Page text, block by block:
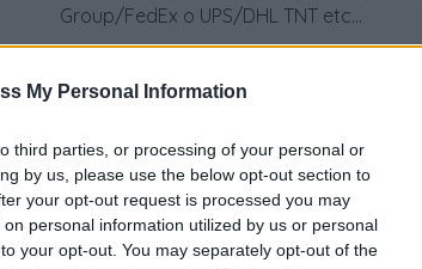
My Personal Information
third parties, or processing of your personal or
by us, please use the below opt-out section to
your opt-out request is processed you may
personal information utilized by us or personal
your opt-out. You may separately opt-out of the
Group/FedEx o UPS/DHL TNT etc...